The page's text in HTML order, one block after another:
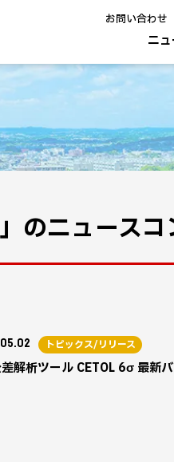
ニ
お問い合わせ
のニュース
解析ツール CETOL 6σ 最新
トピックス/リリース